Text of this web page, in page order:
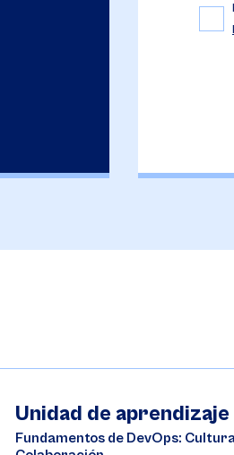
Unidad de aprendizaje
Fundamentos de DevOps: